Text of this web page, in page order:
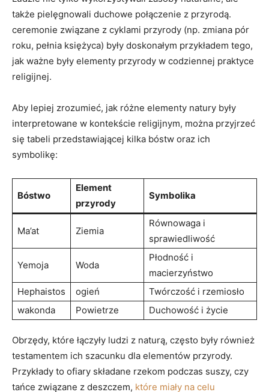
także pielęgnowali duchowe połączenie z przyrodą.
ceremonie związane z cyklami przyrody (np. zmiana pór
roku, pełnia księżyca) były doskonałym przykładem tego,
jak ważne były elementy przyrody w codziennej praktyce
religijnej.
Aby lepiej zrozumieć, jak różne elementy natury były
interpretowane w kontekście religijnym, można przyjrzeć
się tabeli przedstawiającej kilka bóstw oraz ich
symbolikę:
Bóstwo
Element
przyrody
Symbolika
Ma’at Ziemia
Równowaga i
sprawiedliwość
Yemoja Woda
Płodność i
macierzyństwo
Hephaistos
ogień
Twórczość i rzemiosło
wakonda
Powietrze Duchowość i życie
Obrzędy, które łączyły ludzi z naturą, często były również
testamentem ich szacunku dla elementów przyrody.
Przykłady to ofiary składane rzekom podczas suszy, czy
tańce związane z deszczem, które miały na celu